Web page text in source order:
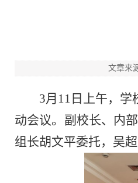
文章来
3月11日上午，学
动会议。副校长、内
组长胡文平委托，吴超